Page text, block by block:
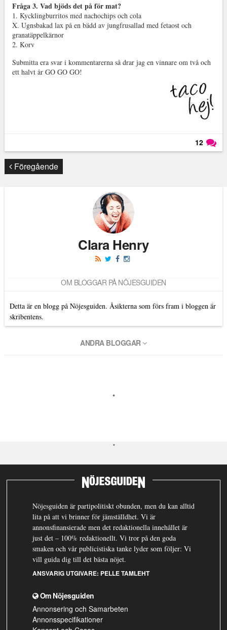
Fråga 3. Vad bjöds det på för mat?
1. Kycklingburritos med nachochips och cola
X. Ugnsbakad lax på en bädd av jungfrusallad med fetaost och
granatäppelkärnor
2. Korv
Submitta era svar i kommentarerna så drar jag en vinnare om två och
ett halvt år GO GO GO!
12
Föregående
Clara Henry
OM BLOGGAR PÅ NÖJESGUIDEN
Detta är en blogg på Nöjesguiden. Åsikterna som förs fram i bloggen är
skribentens.
ANDRA BLOGGAR
Nöjesguiden är partipolitiskt obunden, men du kan alltid
lita på att vi brinner för jämställdhet. Vi är
annonsfinansierade men det redaktionella innehållet är
just det – 100% redaktionellt. Vi tror på den goda
smaken och vår publicistiska tanke lyder som följer: Vi
vill guida dig till det bästa nöjet.
ANSVARIG UTGIVARE: PELLE TAMLEHT
Om Nöjesguiden
Annonsering och Samarbeten
Annonsspecifikationer